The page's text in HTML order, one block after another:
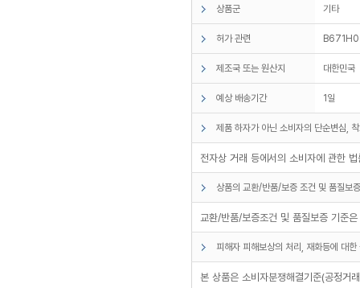
상품군 기타
허가 관련
제조국 또는 원산지 대한민국
예상 배송기간 1일
제품 하자가 아닌 소비자의 단순변심,
전자상 거래 등에서의 소비자에 관한
상품의 교환/반품/보증 조건 및 품질보
교환/반품/보증조건 및 품질보증 기준
피해자 피해보상의 처리, 재화등에 대
본 상품은 소비자분쟁해결기준(공정거